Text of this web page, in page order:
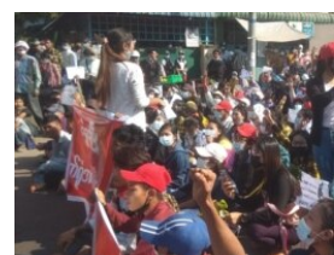
Skip
to
Search
AMERICAS
ASIA
EUROPE
MIDDLE EAST
HUMAN RIGHTS
SECURITY AND DEFENSE
AID AND DEVELOPMENT
DEMOCRACY AND GOVERNANCE
ECONOMY AND TRADE
ENVIRONMENT AND HEALTH
ARCHIVE
ABOUT US
FOLLOW US